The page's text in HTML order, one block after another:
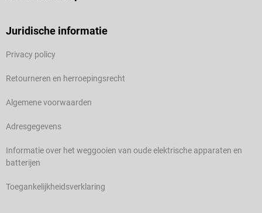
Juridische informatie
Privacy policy
Retourneren en herroepingsrecht
Algemene voorwaarden
Adresgegevens
Informatie over het weggooien van oude elektrische apparaten en
batterijen
Toegankelijkheidsverklaring